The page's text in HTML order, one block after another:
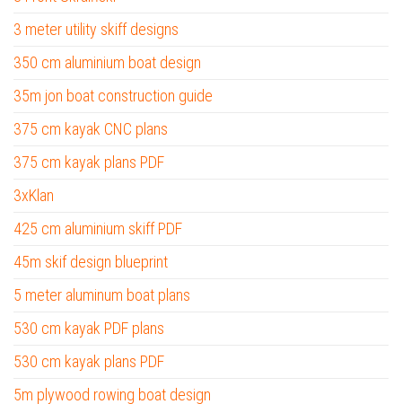
3 meter utility skiff designs
350 cm aluminium boat design
35m jon boat construction guide
375 cm kayak CNC plans
375 cm kayak plans PDF
3xKlan
425 cm aluminium skiff PDF
45m skif design blueprint
5 meter aluminum boat plans
530 cm kayak PDF plans
530 cm kayak plans PDF
5m plywood rowing boat design